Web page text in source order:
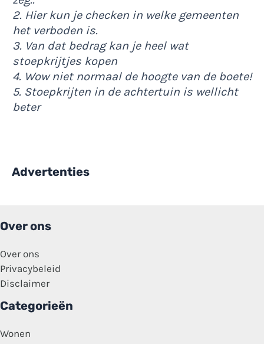
2. Hier kun je checken in welke gemeenten
het verboden is.
3. Van dat bedrag kan je heel wat
stoepkrijtjes kopen
4. Wow niet normaal de hoogte van de boete!
5. Stoepkrijten in de achtertuin is wellicht
beter
Advertenties
Over ons
Over ons
Privacybeleid
Disclaimer
Categorieën
Wonen